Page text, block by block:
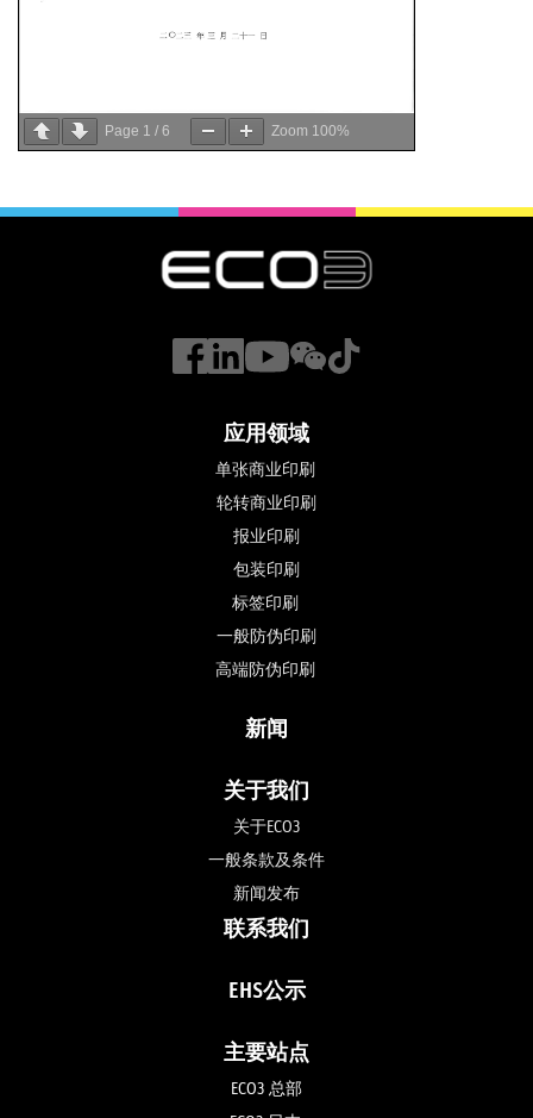
Page 1 / 6 Zoom 100%
应用领域
单张商业印刷
轮转商业印刷
报业印刷
包装印刷
标签印刷
一般防伪印刷
高端防伪印刷
新闻
关于我们
关于ECO3
一般条款及条件
新闻发布
联系我们
EHS公示
主要站点
ECO3 总部